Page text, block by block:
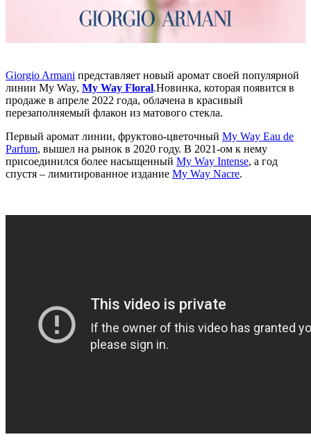
Giorgio Armani представляет новый аромат своей популярной
линии My Way, My Way Floral.Новинка, которая появится в
продаже в апреле 2022 года, облачена в красивый
перезаполняемый флакон из матового стекла.
Первый аромат линии, фруктово-цветочный My Way Eau de
Parfum, вышел на рынок в 2020 году. В 2021-ом к нему
присоединился более насыщенный My Way Intense, а год
спустя – лимитированное издание My Way Nacre.